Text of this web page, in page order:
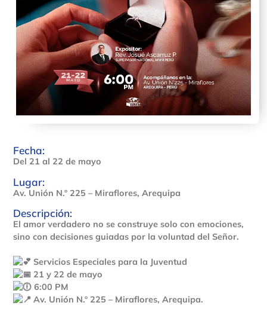
Fecha:
Del 21 al 22 de mayo
Lugar:
Av. Unión N.º 225 – Miraflores, Arequipa
Descripción:
El amor verdadero no se construye solo con emociones,
sino con decisiones guiadas por la voluntad del Señor.
Servicios Especiales para la Juventud
21 y 22 de mayo
6:00 PM
Av. Unión N.º 225 – Miraflores, Arequipa.